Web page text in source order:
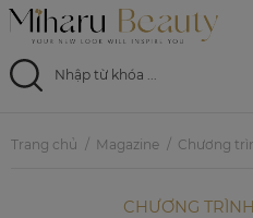
Sản
Trang chủ Magazine Chương trình
CHƯƠNG